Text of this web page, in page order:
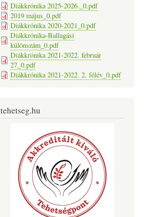
Diákkrónika 2025-2026._0.pdf
2019 május_0.pdf
Diákkrónika 2020-2021_0.pdf
Diákkrónika-Ballagási
különszám_0.pdf
Diákkrónika 2021-2022. február
27_0.pdf
Diákkrónika 2021-2022. 2. félév_0.pdf
tehetseg.hu